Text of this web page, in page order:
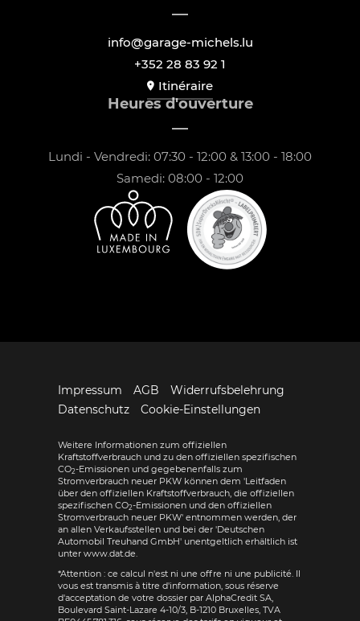
info@garage-michels.lu
+352 28 83 92 1
Itinéraire
Heures d'ouverture
Lundi - Vendredi: 07:30 - 12:00 & 13:00 - 18:00
Samedi: 08:00 - 12:00
Impressum AGB
Widerrufsbelehrung
Datenschutz
Cookie-Einstellungen
Weitere Informationen zum offiziellen
Kraftstoffverbrauch und zu den offiziellen spezifischen
CO2-Emissionen und gegebenenfalls zum
Stromverbrauch neuer PKW können dem 'Leitfaden
über den offiziellen Kraftstoffverbrauch, die offiziellen
spezifischen CO2-Emissionen und den offiziellen
Stromverbrauch neuer PKW' entnommen werden, der
an allen Verkaufsstellen und bei der 'Deutschen
Automobil Treuhand GmbH' unentgeltlich erhältlich ist
unter www.dat.de.
*Attention : ce calcul n'est ni une offre ni une publicité. Il
vous est transmis à titre d'information, sous réserve
d'acceptation de votre dossier par AlphaCredit SA,
Boulevard Saint-Lazare 4-10/3, B-1210 Bruxelles, TVA